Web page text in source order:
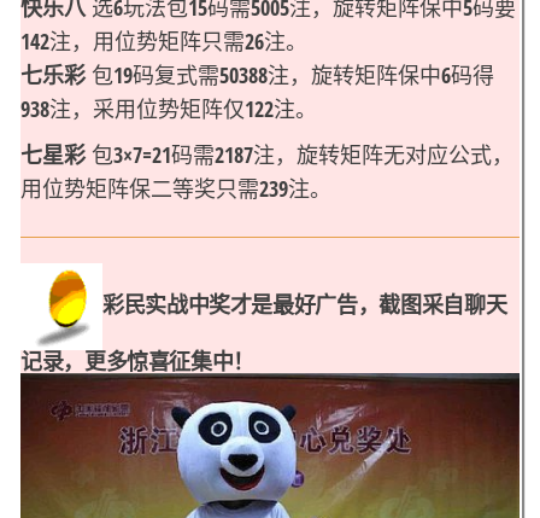
快乐八 选6玩法包15码需5005注，旋转矩阵保中5码要
142注，用位势矩阵只需26注。
七乐彩包19码复式需50388注，旋转矩阵保中6码得
938注，采用位势矩阵仅122注。
七星彩包3×7=21码需2187注，旋转矩阵无对应公式，
用位势矩阵保二等奖只需239注。
彩民实战中奖才是最好广告，截图采自聊天
记录，更多惊喜征集中！